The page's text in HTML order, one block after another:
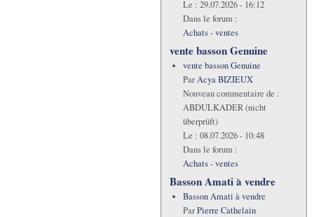
Le : 29.07.2026 - 16:12
Dans le forum :
Achats - ventes
vente basson Genuine
vente basson Genuine
ParAcya BIZIEUX
Nouveau commentaire de :
ABDULKADER (nicht
überprüft)
Le : 08.07.2026 - 10:48
Dans le forum :
Achats - ventes
Basson Amati à vendre
Basson Amati à vendre
ParPierre Cathelain